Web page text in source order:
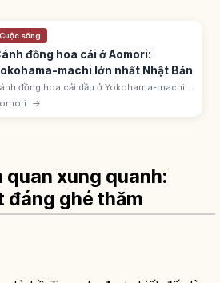
Cuộc sống
đồng hoa cải ở Aomori:
machi lớn nhất Nhật Bản
đồng hoa cải dầu ở Yokohama-machi
Aomori) - gốc bán đảo Shimokita,
→
quan xung quanh:
đáng ghé thăm